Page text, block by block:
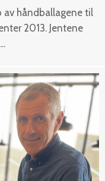
av håndballagene til
2013. Jentene